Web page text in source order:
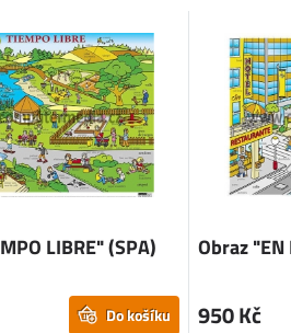
LIBRE" (SPA)
Do košíku
Obraz "EN
950 Kč